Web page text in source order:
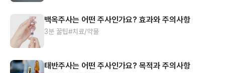
백옥주사는 어떤 주사인가요? 효과와 주의사항
3분 꿀팁#치료/약물
태반주사는 어떤 주사인가요? 목적과 주의사항